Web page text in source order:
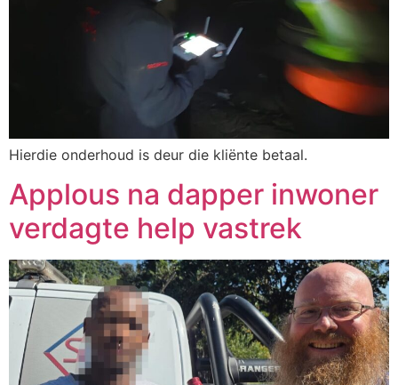
Hierdie onderhoud is deur die kliënte betaal.
Applous na dapper inwoner
verdagte help vastrek